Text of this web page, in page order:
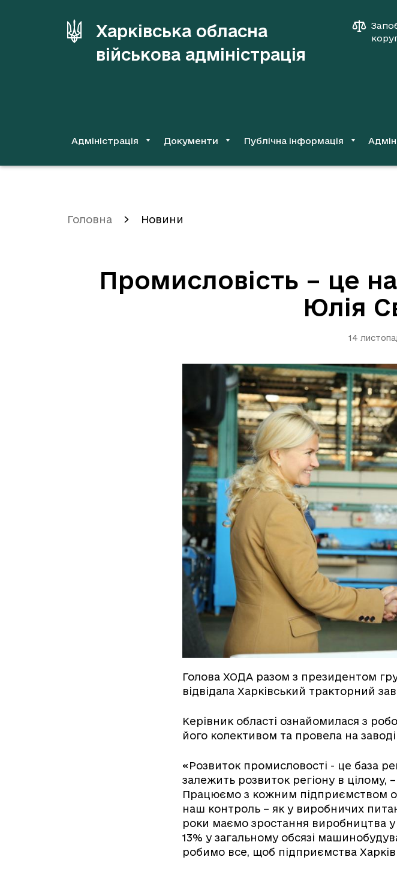
Харківська обласна
військова адміністрація
Адміністрація Документи Публічна інформація
Головна Новини
Промисловість – це
Юлія
14
Голова ХОДА разом з президентом
відвідала Харківський тракторний
Керівник області ознайомилася з
його колективом та провела на
«Розвиток промисловості - це база
залежить розвиток регіону в цілому,
Працюємо з кожним підприємством
наш контроль – як у виробничих
роки маємо зростання виробництва
13% у загальному обсязі
робимо все, щоб підприємства